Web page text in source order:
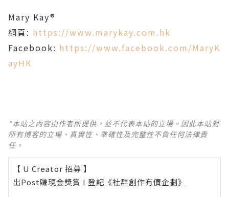
Mary Kay®
網頁: https://www.marykay.com.hk
Facebook: https://www.facebook.com/MaryK
ayHK
*本站之內容由作者所提供，並不代表本站的立場。因此本站對
所有博客的立場、真實性、準確性及完整性不負任何法律責
任。
【 U Creator 招募 】
出Post賺現金獎賞 l 登記《社群創作有價企劃》